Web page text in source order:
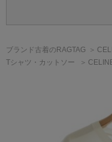
ブランド古着のRAGTAG
Tシャツ・カットソー